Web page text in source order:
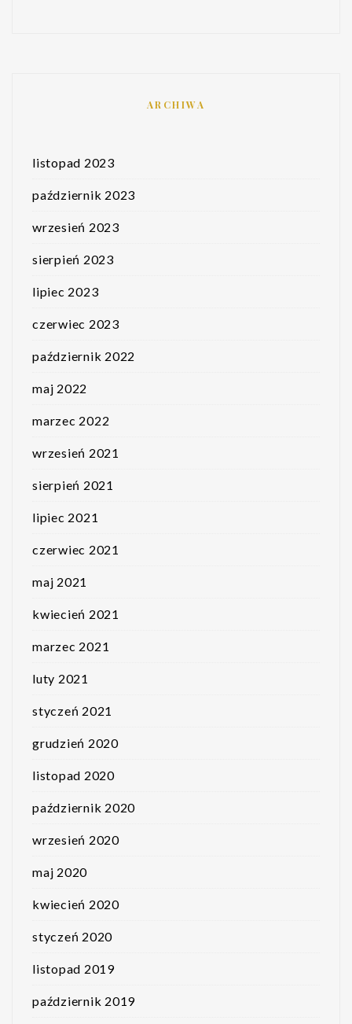
ARCHIWA
listopad 2023
październik 2023
wrzesień 2023
sierpień 2023
lipiec 2023
czerwiec 2023
październik 2022
maj 2022
marzec 2022
wrzesień 2021
sierpień 2021
lipiec 2021
czerwiec 2021
maj 2021
kwiecień 2021
marzec 2021
luty 2021
styczeń 2021
grudzień 2020
listopad 2020
październik 2020
wrzesień 2020
maj 2020
kwiecień 2020
styczeń 2020
listopad 2019
październik 2019